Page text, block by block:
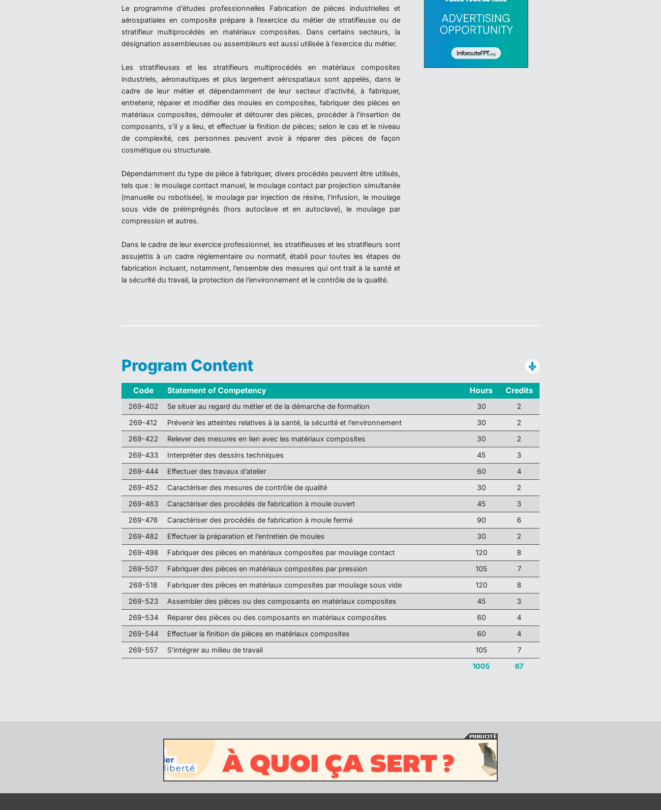
Le programme d’études professionnelles Fabrication de pièces industrielles et
aérospatiales en composite prépare à l’exercice du métier de stratifieuse ou de
stratifieur multiprocédés en matériaux composites. Dans certains secteurs, la
désignation assembleuses ou assembleurs est aussi utilisée à l’exercice du métier.
Les stratifieuses et les stratifieurs multiprocédés en matériaux composites
industriels, aéronautiques et plus largement aérospatiaux sont appelés, dans le
cadre de leur métier et dépendamment de leur secteur d’activité, à fabriquer,
entretenir, réparer et modifier des moules en composites, fabriquer des pièces en
matériaux composites, démouler et détourer des pièces, procéder à l’insertion de
composants, s’il y a lieu, et effectuer la finition de pièces; selon le cas et le niveau
de complexité, ces personnes peuvent avoir à réparer des pièces de façon
cosmétique ou structurale.
Dépendamment du type de pièce à fabriquer, divers procédés peuvent être utilisés,
tels que : le moulage contact manuel, le moulage contact par projection simultanée
(manuelle ou robotisée), le moulage par injection de résine, l’infusion, le moulage
sous vide de préimprégnés (hors autoclave et en autoclave), le moulage par
compression et autres.
Dans le cadre de leur exercice professionnel, les stratifieuses et les stratifieurs sont
assujettis à un cadre réglementaire ou normatif, établi pour toutes les étapes de
fabrication incluant, notamment, l’ensemble des mesures qui ont trait à la santé et
la sécurité du travail, la protection de l’environnement et le contrôle de la qualité.
Program Content
Code Statement of Competency Hours Credits
269-402 Se situer au regard du métier et de la démarche de formation 30
2
269-412
Prévenir les atteintes relatives à la santé, la sécurité et l’environnement 30
2
269-422
Relever des mesures en lien avec les matériaux composites 30
2
269-433
Interpréter des dessins techniques 45
3
269-444
Effectuer des travaux d’atelier 60
4
269-452
Caractériser des mesures de contrôle de qualité 30
2
269-463
Caractériser des procédés de fabrication à moule ouvert 45
3
269-476
Caractériser des procédés de fabrication à moule fermé 90
6
269-482
Effectuer la préparation et l’entretien de moules 30
2
269-498
Fabriquer des pièces en matériaux composites par moulage contact 120
8
269-507
Fabriquer des pièces en matériaux composites par pression 105
7
269-518
Fabriquer des pièces en matériaux composites par moulage sous vide 120
8
269-523
Assembler des pièces ou des composants en matériaux composites 45
3
269-534
Réparer des pièces ou des composants en matériaux composites 60
4
269-544
Effectuer la finition de pièces en matériaux composites 60
4
269-557
S’intégrer au milieu de travail 105
7
1005
67